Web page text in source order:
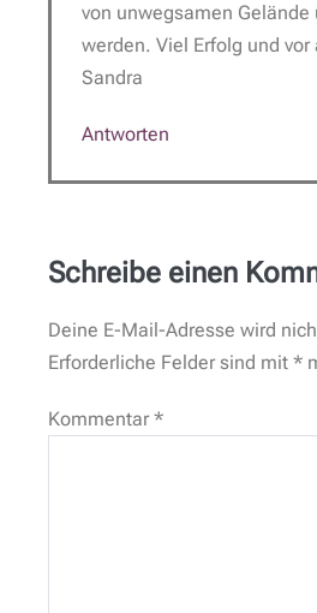
von unwegsamen Gelände
werden. Viel Erfolg und
Sandra
Antworten
Schreibe einen
Deine E-Mail-Adresse wird
Erforderliche Felder sind mit *
Kommentar*